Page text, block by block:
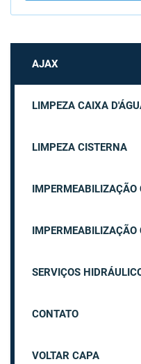
AJAX
LIMPEZA CAIXA
LIMPEZA CISTERNA
IMPERMEABILIZAÇÃO
SERVIÇOS
CONTATO
VOLTAR CAPA